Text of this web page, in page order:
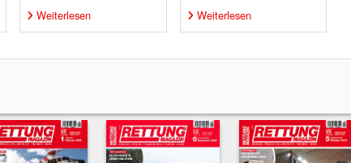
Weiterlesen Weiterlesen